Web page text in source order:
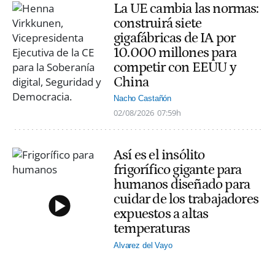
La UE cambia las normas:
construirá siete
gigafábricas de IA por
10.000 millones para
competir con EEUU y
China
Nacho Castañón
02/08/2026 07:59h
Así es el insólito
frigorífico gigante para
humanos diseñado para
cuidar de los trabajadores
expuestos a altas
temperaturas
Alvarez del Vayo